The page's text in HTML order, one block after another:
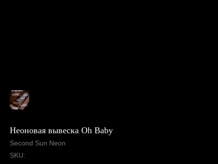
Неоновая вывеска Oh Baby
Second Sun Neon
SKU: